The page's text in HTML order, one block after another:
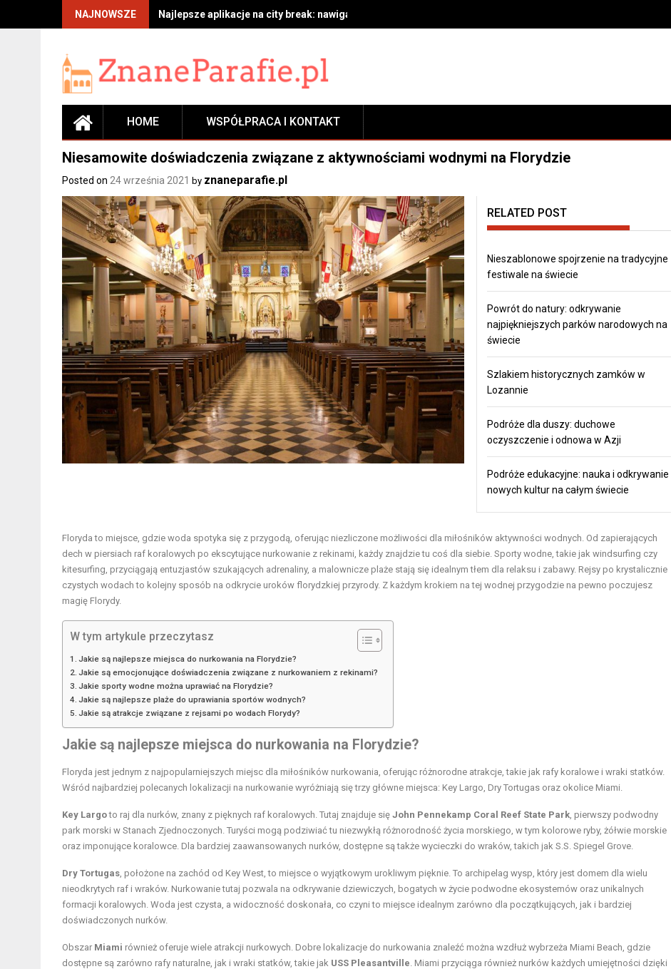
NAJNOWSZE Najlepsze aplikacje na city break: nawigacja, transport, płatności, rezerwacje i zwiedzanie
HOME WSPÓŁPRACA I KONTAKT
Niesamowite doświadczenia związane z aktywnościami wodnymi na Florydzie
Posted on 24 września 2021 by znaneparafie.pl
RELATED POST
Nieszablonowe spojrzenie na tradycyjne
festiwale na świecie
Powrót do natury: odkrywanie
najpiękniejszych parków narodowych na
świecie
Szlakiem historycznych zamków w
Lozannie
Podróże dla duszy: duchowe
oczyszczenie i odnowa w Azji
Podróże edukacyjne: nauka i odkrywanie
nowych kultur na całym świecie
Floryda to miejsce, gdzie woda spotyka się z przygodą, oferując niezliczone możliwości dla miłośników aktywności wodnych. Od zapierających
dech w piersiach raf koralowych po ekscytujące nurkowanie z rekinami, każdy znajdzie tu coś dla siebie. Sporty wodne, takie jak windsurfing czy
kitesurfing, przyciągają entuzjastów szukających adrenaliny, a malownicze plaże stają się idealnym tłem dla relaksu i zabawy. Rejsy po krystalicznie
czystych wodach to kolejny sposób na odkrycie uroków florydzkiej przyrody. Z każdym krokiem na tej wodnej przygodzie na pewno poczujesz
magię Florydy.
W tym artykule przeczytasz
Jakie są najlepsze miejsca do nurkowania na Florydzie?
Jakie są emocjonujące doświadczenia związane z nurkowaniem z rekinami?
Jakie sporty wodne można uprawiać na Florydzie?
Jakie są najlepsze plaże do uprawiania sportów wodnych?
Jakie są atrakcje związane z rejsami po wodach Florydy?
Jakie są najlepsze miejsca do nurkowania na Florydzie?
Floryda jest jednym z najpopularniejszych miejsc dla miłośników nurkowania, oferując różnorodne atrakcje, takie jak rafy koralowe i wraki statków.
Wśród najbardziej polecanych lokalizacji na nurkowanie wyróżniają się trzy główne miejsca: Key Largo, Dry Tortugas oraz okolice Miami.
Key Largoto raj dla nurków, znany z pięknych raf koralowych. Tutaj znajduje się John Pennekamp Coral Reef State Park , pierwszy podwodny
park morski w Stanach Zjednoczonych. Turyści mogą podziwiać tu niezwykłą różnorodność życia morskiego, w tym kolorowe ryby, żółwie morskie
oraz imponujące koralowce. Dla bardziej zaawansowanych nurków, dostępne są także wycieczki do wraków, takich jak S.S. Spiegel Grove.
Dry Tortugas , położone na zachód od Key West, to miejsce o wyjątkowym urokliwym pięknie. To archipelag wysp, który jest domem dla wielu
nieodkrytych raf i wraków. Nurkowanie tutaj pozwala na odkrywanie dziewiczych, bogatych w życie podwodne ekosystemów oraz unikalnych
formacji koralowych. Woda jest czysta, a widoczność doskonała, co czyni to miejsce idealnym zarówno dla początkujących, jak i bardziej
doświadczonych nurków.
Obszar Miami również oferuje wiele atrakcji nurkowych. Dobre lokalizacje do nurkowania znaleźć można wzdłuż wybrzeża Miami Beach, gdzie
dostępne są zarówno rafy naturalne, jak i wraki statków, takie jak USS Pleasantville . Miami przyciąga również nurków każdych umiejętności dzięki